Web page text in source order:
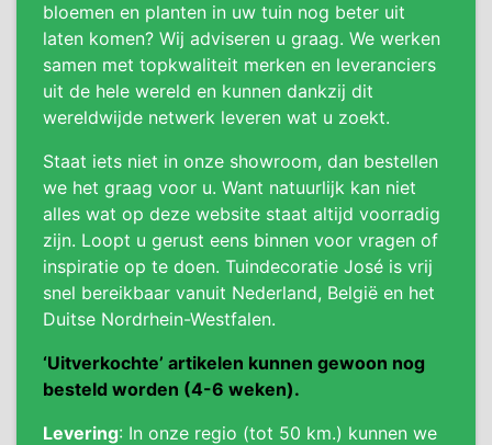
bloemen en planten in uw tuin nog beter uit
laten komen? Wij adviseren u graag. We werken
samen met topkwaliteit merken en leveranciers
uit de hele wereld en kunnen dankzij dit
wereldwijde netwerk leveren wat u zoekt.
Staat iets niet in onze showroom, dan bestellen
we het graag voor u. Want natuurlijk kan niet
alles wat op deze website staat altijd voorradig
zijn. Loopt u gerust eens binnen voor vragen of
inspiratie op te doen. Tuindecoratie José is vrij
snel bereikbaar vanuit Nederland, België en het
Duitse Nordrhein-Westfalen.
‘Uitverkochte’ artikelen kunnen gewoon nog
besteld worden (4-6 weken).
Levering: In onze regio (tot 50 km.) kunnen we